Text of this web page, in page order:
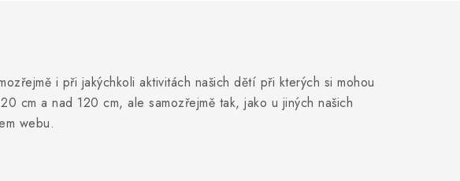
i při jakýchkoli aktivitách našich dětí při kterých si mohou
cm a nad 120 cm, ale samozřejmě tak, jako u jiných našich
webu.